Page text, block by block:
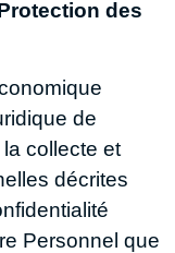
des
de
collecte et
décrites
Personnel que